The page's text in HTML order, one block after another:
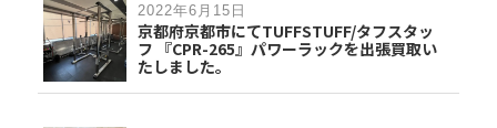
2022年6月15日
京都府京都市にてTUFFSTUFF/タフスタッ
フ 『CPR-265』パワーラックを出張買取い
たしました。